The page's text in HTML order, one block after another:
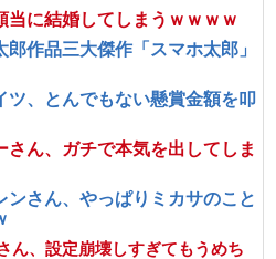
当に結婚してしまうｗｗｗｗ
郎作品三大傑作「スマホ太郎」
ツ、とんでもない懸賞金額を叩
さん、ガチで本気を出してしま
ンさん、やっぱりミカサのこと
ん、設定崩壊しすぎてもうめち